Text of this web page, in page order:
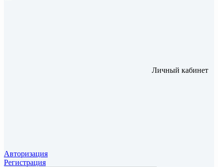
Личный кабинет
Авторизация
Регистрация